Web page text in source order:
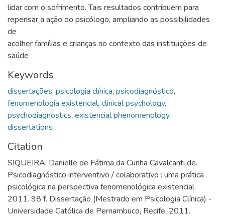
lidar com o sofrimento. Tais resultados contribuem para
repensar a ação do psicólogo, ampliando as possibilidades
de
acolher famílias e crianças no contexto das instituições de
saúde
Keywords
dissertações, psicologia clínica, psicodiagnóstico,
fenomenologia existencial, clinical psychology,
psychodiagnostics, existencial phenomenology,
dissertations
Citation
SIQUEIRA, Danielle de Fátima da Cunha Cavalcanti de.
Psicodiagnóstico interventivo / colaborativo : uma prática
psicológica na perspectiva fenomenológica existencial.
2011. 98 f. Dissertação (Mestrado em Psicologia Clínica) -
Universidade Católica de Pernambuco, Recife, 2011.